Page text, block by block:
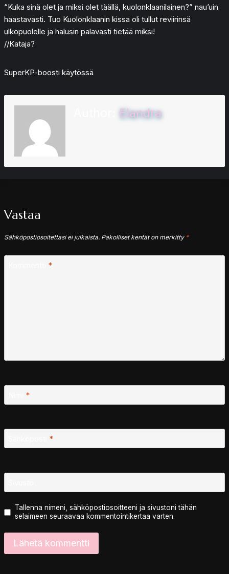
“Kuka sinä olet ja miksi olet täällä, kuolonklaanilainen?” nau’uin
haastavasti. Tuo Kuolonklaanin kissa oli tullut reviirinsä
ulkopuolelle ja halusin palavasti tietää miksi!
//Kataja?
SuperKP-boosti käytössä
Elandra
Vastaa
Sähköpostiosoitettasi ei julkaista. Pakolliset kentät on merkitty *
*
*
*
Tallenna nimeni, sähköpostiosoitteeni ja sivustoni tähän
selaimeen seuraavaa kommentointikertaa varten.